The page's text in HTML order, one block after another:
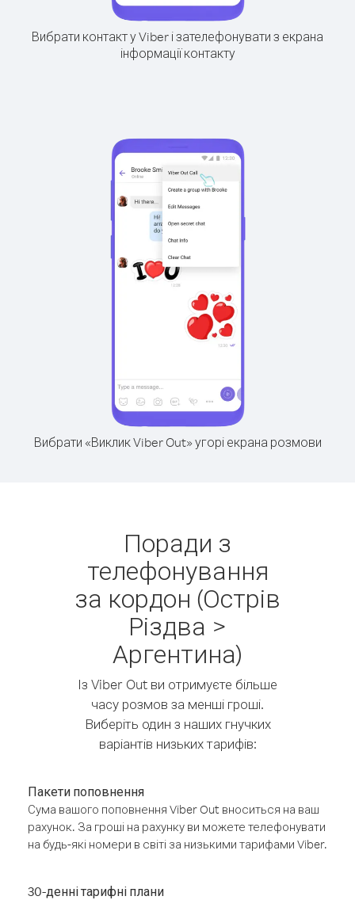
Вибрати контакт у Viber і зателефонувати з екрана
інформації контакту
Вибрати «Виклик Viber Out» угорі екрана розмови
Поради з
телефонування
за кордон (Острів
Різдва >
Аргентина)
Із Viber Out ви отримуєте більше
часу розмов за менші гроші.
Виберіть один з наших гнучких
варіантів низьких тарифів:
Пакети поповнення
Сума вашого поповнення Viber Out вноситься на ваш
рахунок. За гроші на рахунку ви можете телефонувати
на будь-які номери в світі за низькими тарифами Viber.
30-денні тарифні плани